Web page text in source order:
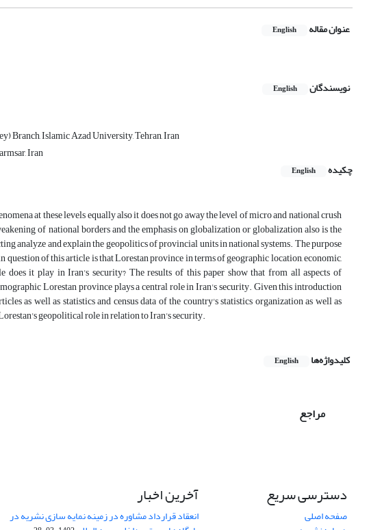
عنوان مقاله English
نویسندگان English
Branch, Islamic Azad University, Tehran, Iran
Iran
چکیده
English
at these levels equally also it does not go away the level of micro and national crush
of national borders and the emphasis on globalization or globalization also is the
analyze and explain the geopolitics of provincial units in national systems. The purpose
of this article is that Lorestan province in terms of geographic location, economic,
does it play in Iran's security? The results of this paper show that from all aspects of
Lorestan province plays a central role in Iran's security. Given this introduction
as well as statistics and census data of the country's statistics organization as well as
geopolitical role in relation to Iran's security.
کلیدواژه‌ها English
مراجع
دسترسی سریع
صفحه اصلی
آخرین اخبار
انعقاد قرارداد مشاوره در زمینه نمایه سازی نشریه در